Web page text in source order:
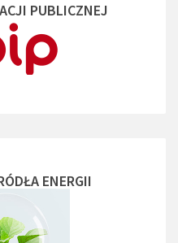
PUBLICZNEJ
ENERGII